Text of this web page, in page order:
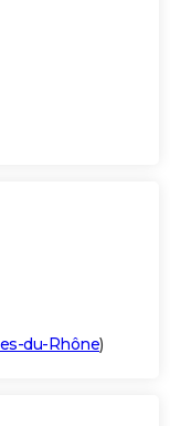
du-Rhône)